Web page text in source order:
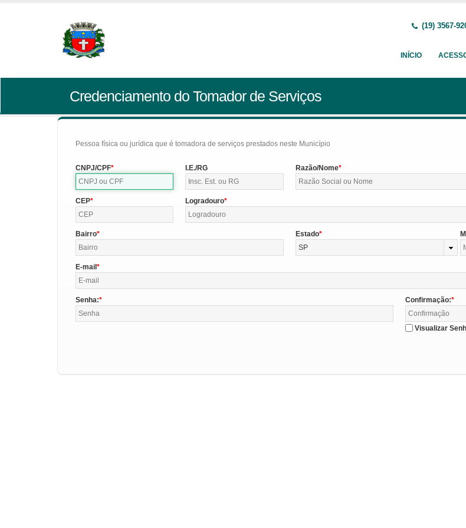
(19) 3567-
INÍCIO
Credenciamento do Tomador de Serviços
Pessoa física ou jurídica que é tomadora de serviços prestados neste Município
CNPJ/CPF I.E./RG Razão/Nome
CEP Logradouro
Bairro
Estado
SP
E-mail
Senha: Confirmação:
Visualizar